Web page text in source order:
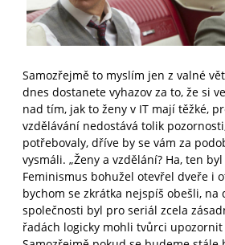
Samozřejmě to myslím jen z valné
dnes dostanete vyhazov za to, že si
nad tím, jak to ženy v IT mají těžké,
vzdělávání nedostává tolik
potřebovaly, dříve by se vám za
vysmáli. „Ženy a vzdělání? Ha, ten
Feminismus bohužel otevřel dveře i
bychom se zkrátka nejspíš obešli,
společnosti byl pro seriál zcela
řadách logicky mohli tvůrci